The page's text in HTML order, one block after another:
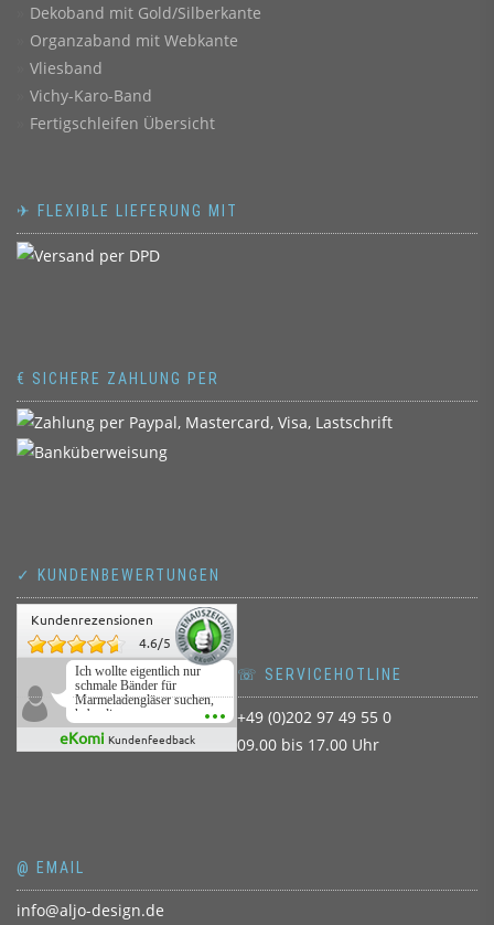
Dekoband mit Gold/Silberkante
Organzaband mit Webkante
Vliesband
Vichy-Karo-Band
Fertigschleifen Übersicht
✈ FLEXIBLE LIEFERUNG MIT
€ SICHERE ZAHLUNG PER
✓ KUNDENBEWERTUNGEN
Kundenrezensionen
4.6/5
Ich wollte eigentlich nur
schmale Bänder für
Marmeladengläser suchen,
habe die
Überraschungsbänder
mitbestellt und war positiv
eKomi Kundenfeedback
☏ SERVICEHOTLINE
+49 (0)202 97 49 55 0
09.00 bis 17.00 Uhr
@ EMAIL
info@aljo-design.de